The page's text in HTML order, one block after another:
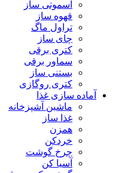
اسموتی ساز
قهوه ساز
تراول ماگ
چای ساز
کتری برقی
سماور برقی
بستنی ساز
کتری روگازی
آماده سازی غذا
ماشین آشپزخانه
غذا ساز
همزن
خردکن
چرخ گوشت
آسیا کن